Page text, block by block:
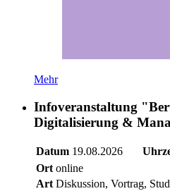
Mehr
Infoveranstaltung
Digitalisierung &
Datum 19.08.2026
Ort online
Art Diskussion, Vortrag,